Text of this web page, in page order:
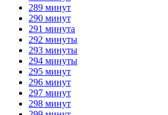
289 минут
290 минут
291 минута
292 минуты
293 минуты
294 минуты
295 минут
296 минут
297 минут
298 минут